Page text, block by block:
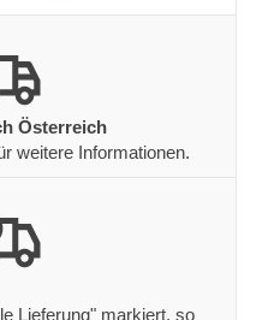
Österreich
weitere Informationen.
Lieferung" markiert, so